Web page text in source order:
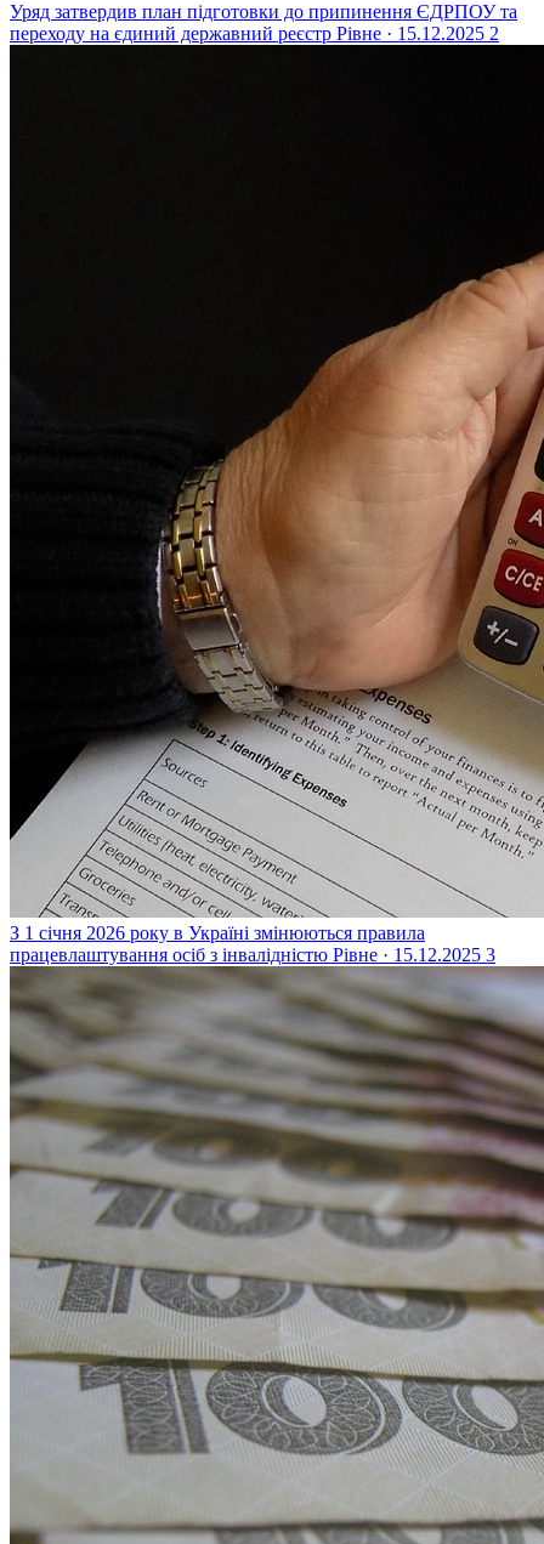
Уряд затвердив план підготовки до припинення ЄДРПОУ та
переходу на єдиний державний реєстр Рівне · 15.12.2025 2
З 1 січня 2026 року в Україні змінюються правила
працевлаштування осіб з інвалідністю Рівне · 15.12.2025 3